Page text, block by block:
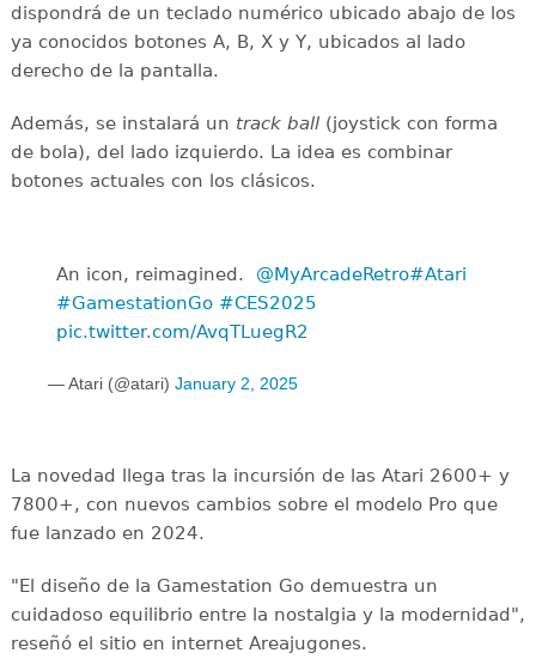
dispondrá de un teclado numérico ubicado abajo de los
ya conocidos botones A, B, X y Y, ubicados al lado
derecho de la pantalla.
Además, se instalará un track ball(joystick con forma
de bola), del lado izquierdo. La idea es combinar
botones actuales con los clásicos.
An icon, reimagined. ️ @MyArcadeRetro#Atari
#GamestationGo #CES2025
pic.twitter.com/AvqTLuegR2
— Atari (@atari) January 2, 2025
La novedad llega tras la incursión de las Atari 2600+ y
7800+, con nuevos cambios sobre el modelo Pro que
fue lanzado en 2024.
"El diseño de la Gamestation Go demuestra un
cuidadoso equilibrio entre la nostalgia y la modernidad",
reseñó el sitio en internet Areajugones.